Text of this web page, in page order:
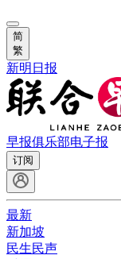
简
繁
新明日报
早报俱乐部电子报
订阅
最新
新加坡
民生民声